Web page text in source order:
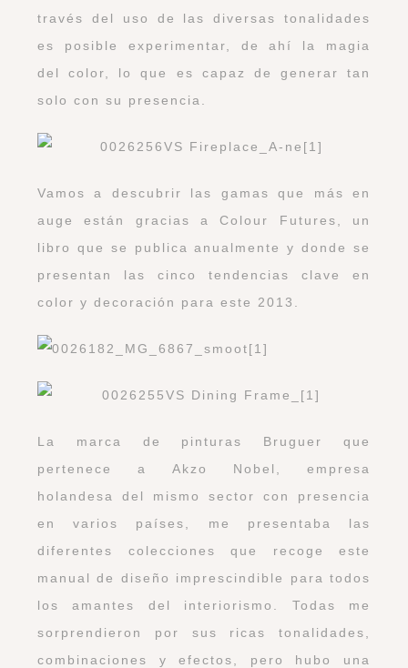
través del uso de las diversas tonalidades
es posible experimentar, de ahí la magia
del color, lo que es capaz de generar tan
solo con su presencia.
Vamos a descubrir las gamas que más en
auge están gracias aColour Futures
, un
libro que se publica anualmente y donde se
presentan las cinco tendencias clave en
color y decoración para este 2013.
La marca de pinturas Bruguer que
pertenece a Akzo Nobel, empresa
holandesa del mismo sector con presencia
en varios países, me presentaba las
diferentes colecciones que recoge este
manual de diseño imprescindible para todos
los amantes del interiorismo. Todas me
sorprendieron por sus ricas tonalidades,
combinaciones y efectos, pero hubo una